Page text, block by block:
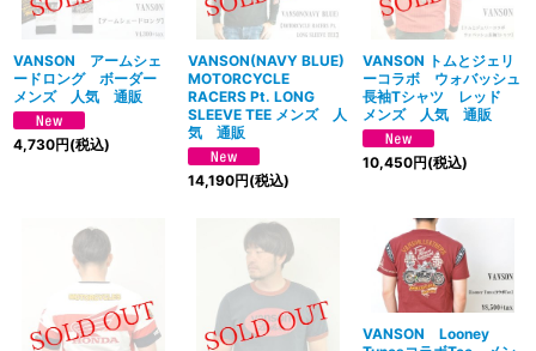
VANSON アームシェ
ードロング ボーダー
メンズ 人気 通販
4,730円(税込)
VANSON(NAVY BLUE)
MOTORCYCLE
RACERS Pt. LONG
SLEEVE TEE メンズ 人
気 通販
14,190円(税込)
VANSON トムとジェリ
ーコラボ ウォバッシュ
長袖Tシャツ レッド
メンズ 人気 通販
10,450円(税込)
VANSON Looney